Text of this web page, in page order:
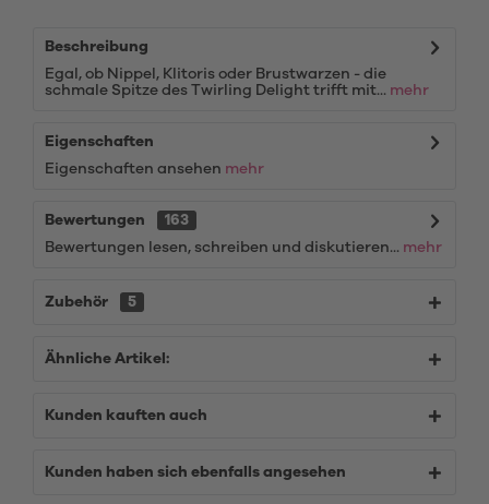
Beschreibung
Egal, ob Nippel, Klitoris oder Brustwarzen - die
schmale Spitze des Twirling Delight trifft mit... mehr
Eigenschaften
Eigenschaften ansehen mehr
Bewertungen
163
Bewertungen lesen, schreiben und diskutieren... mehr
Zubehör 5
Ähnliche Artikel:
Kunden kauften auch
Kunden haben sich ebenfalls angesehen